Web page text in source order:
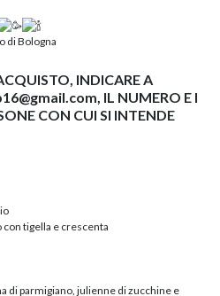
di Bologna
INDICARE A
IL NUMERO E I
CON CUI SI INTENDE
tigella e crescenta
di parmigiano, julienne di zucchine e